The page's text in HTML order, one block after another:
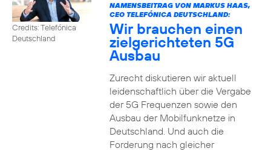
Credits: Telefónica
Deutschland
NAMENSBEITRAG VON MARKUS HAAS,
CEO TELEFÓNICA DEUTSCHLAND:
Wir brauchen einen
zielgerichteten 5G
Ausbau
Zurecht diskutieren wir aktuell
leidenschaftlich über die Vergabe
der 5G Frequenzen sowie den
Ausbau der Mobilfunknetze in
Deutschland. Und auch die
Forderung nach gleicher